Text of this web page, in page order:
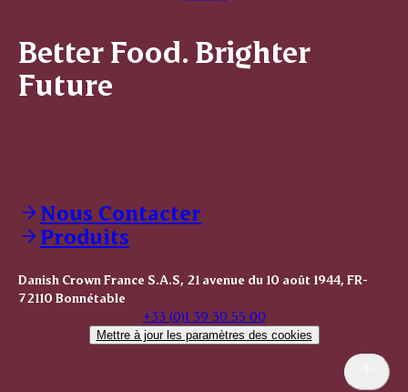
Better Food. Brighter
Future
Nous Contacter
Produits
Danish Crown France S.A.S, 21 avenue du 10 août 1944, FR-
72110 Bonnétable
+33 (0)1 39 30 55 00
Mettre à jour les paramètres des cookies